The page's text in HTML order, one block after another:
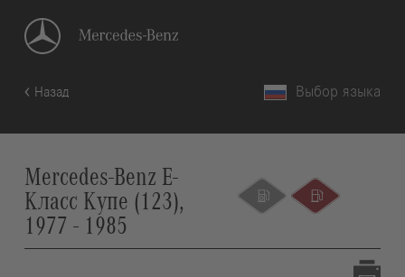
Назад Выбор языка
Mercedes-Benz E-
Класс Купе (123),
1977 - 1985